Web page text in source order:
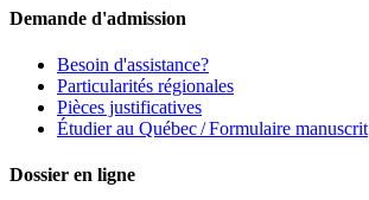
Demande d'admission
Besoin d'assistance?
Particularités régionales
Pièces justificatives
Étudier au Québec / Formulaire manuscrit
Dossier en ligne